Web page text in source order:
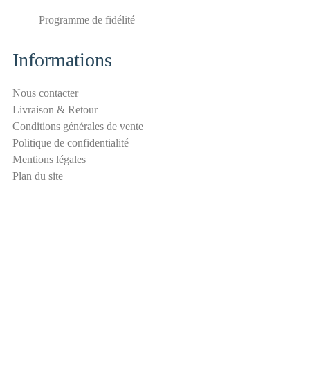
a
l
S
é
c
u
r
Programme de fidélité
Informations
Nous contacter
Livraison & Retour
Conditions générales de vente
Politique de confidentialité
Mentions légales
Plan du site